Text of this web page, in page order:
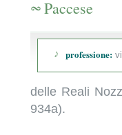
Paccese
professione:
delle Reali
934a).